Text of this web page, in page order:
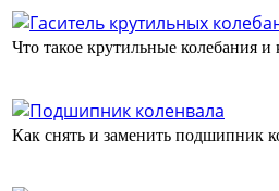
Что такое крутильные колебания и
Как снять и заменить подшипник